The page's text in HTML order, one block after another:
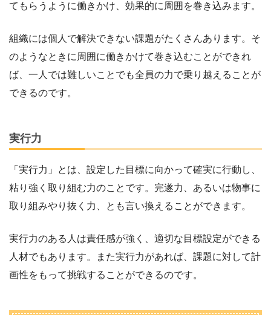
てもらうように働きかけ、効果的に周囲を巻き込みます。
組織には個人で解決できない課題がたくさんあります。そ
のようなときに周囲に働きかけて巻き込むことができれ
ば、一人では難しいことでも全員の力で乗り越えることが
できるのです。
実行力
「実行力」とは、設定した目標に向かって確実に行動し、
粘り強く取り組む力のことです。完遂力、あるいは物事に
取り組みやり抜く力、とも言い換えることができます。
実行力のある人は責任感が強く、適切な目標設定ができる
人材でもあります。また実行力があれば、課題に対して計
画性をもって挑戦することができるのです。